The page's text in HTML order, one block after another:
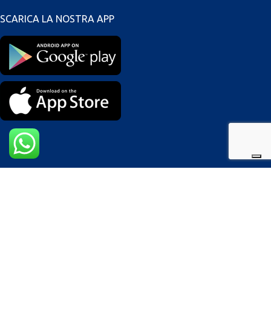
SCARICA LA NOSTRA APP